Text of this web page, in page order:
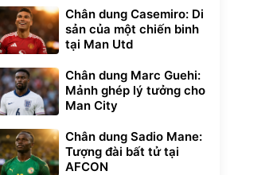
Chân dung Casemiro: Di
sản của một chiến binh
tại Man Utd
Chân dung Marc Guehi:
Mảnh ghép lý tưởng cho
Man City
Chân dung Sadio Mane:
Tượng đài bất tử tại
AFCON